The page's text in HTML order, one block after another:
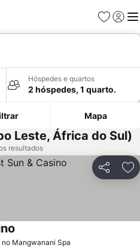
Favoritos
Iniciar
Hóspedes e quartos
2 hóspedes, 1 quarto.
Mapa
Leste, África do Sul)
resultados
Partilhar
Mangwanani Spa